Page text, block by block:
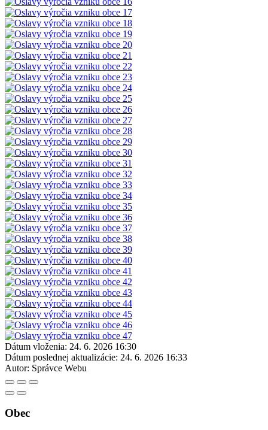
Dátum vloženia: 24. 6. 2026 16:30
Dátum poslednej aktualizácie: 24. 6. 2026 16:33
Autor: Správce Webu
Obec